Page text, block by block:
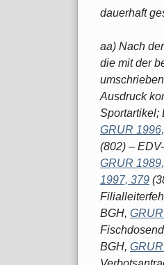
dauerhaft
aa) Nach
die mit der
Ausdruck
Sportartikel;
GRUR
(802) –
GRUR
1997, 379
BGH,
BGH,